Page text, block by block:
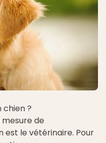
?
mesure de
le vétérinaire. Pour